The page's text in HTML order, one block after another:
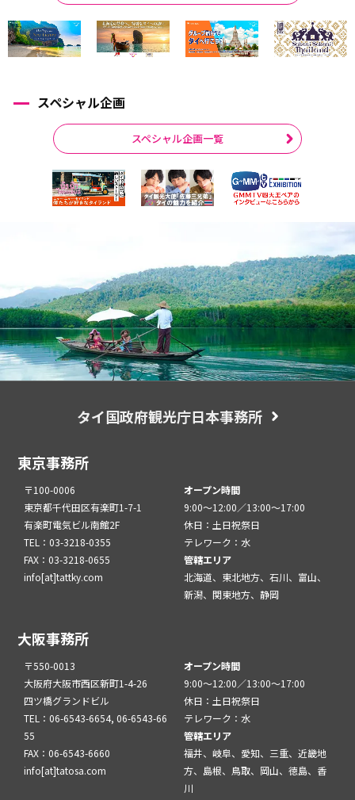
スペシャル企画
スペシャル企画一覧
タイ国政府観光庁日本事務所
東京事務所
〒100-0006
東京都千代田区有楽町1-7-1
有楽町電気ビル南館2F
TEL：03-3218-0355
FAX：03-3218-0655
info[at]tattky.com
オープン時間
9:00～12:00／13:00～17:00
休日：土日祝祭日
テレワーク：水
管轄エリア
北海道、東北地方、石川、富山、
新潟、関東地方、静岡
大阪事務所
〒550-0013
大阪府大阪市西区新町1-4-26
四ツ橋グランドビル
TEL：06-6543-6654, 06-6543-66
55
FAX：06-6543-6660
info[at]tatosa.com
オープン時間
9:00～12:00／13:00～17:00
休日：土日祝祭日
テレワーク：水
管轄エリア
福井、岐阜、愛知、三重、近畿地
方、島根、鳥取、岡山、徳島、香
川